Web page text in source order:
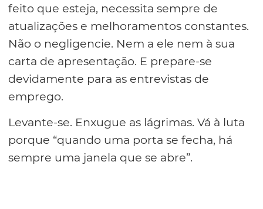
feito que esteja, necessita sempre de
atualizações e melhoramentos constantes.
Não o negligencie. Nem a ele nem à sua
carta de apresentação. E prepare-se
devidamente para as entrevistas de
emprego.
Levante-se. Enxugue as lágrimas. Vá à luta
porque “quando uma porta se fecha, há
sempre uma janela que se abre”.